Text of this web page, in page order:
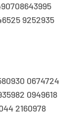
9252935
0674724
0949618
2160978